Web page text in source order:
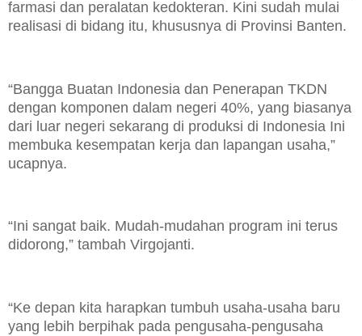
farmasi dan peralatan kedokteran. Kini sudah mulai
realisasi di bidang itu, khususnya di Provinsi Banten.
“Bangga Buatan Indonesia dan Penerapan TKDN
dengan komponen dalam negeri 40%, yang biasanya
dari luar negeri sekarang di produksi di Indonesia Ini
membuka kesempatan kerja dan lapangan usaha,”
ucapnya.
“Ini sangat baik. Mudah-mudahan program ini terus
didorong,” tambah Virgojanti.
“Ke depan kita harapkan tumbuh usaha-usaha baru
yang lebih berpihak pada pengusaha-pengusaha